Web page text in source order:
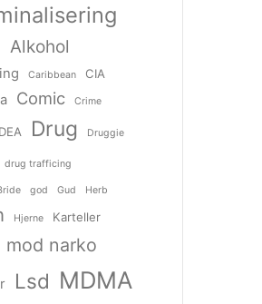
Alkohol
Caribbean CIA
Comic Crime
DEA Drug Druggie
drug trafficing
god Gud Herb
Hjerne Karteller
mod narko
Lsd MDMA